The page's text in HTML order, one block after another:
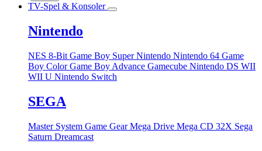
TV-Spel & Konsoler
Nintendo
NES 8-Bit Game Boy Super Nintendo Nintendo 64 Game
Boy ColorGame Boy Advance Gamecube Nintendo DS WII
WII U Nintendo Switch
SEGA
Master System Game GearMega Drive Mega CD 32X Sega
Saturn Dreamcast